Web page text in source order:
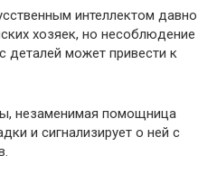
интеллектом давно
хозяек, но несоблюдение
деталей может привести к
незаменимая помощница
и сигнализирует о ней с